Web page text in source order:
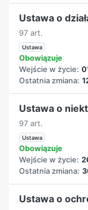
Ustawa o
97 art.
Ustawa
Obowiązuje
Wejście w życie:
Ostatnia zmiana:
Ustawa o
97 art.
Ustawa
Obowiązuje
Wejście w życie:
Ostatnia zmiana:
Ustawa o